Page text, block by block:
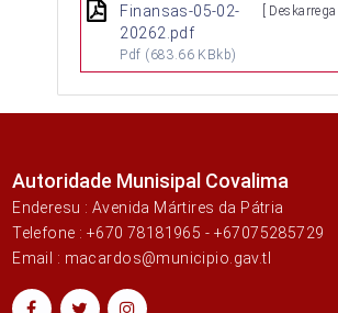
Finansas-05-02-
20262.pdf
Pdf (683.66 KBkb)
[ Deskarrega ]
Autoridade Munisipal Covalima
Enderesu : Avenida Mártires da Pátria
Telefone : +670 78181965 - +67075285729
Email : macardos@municipio.gav.tl